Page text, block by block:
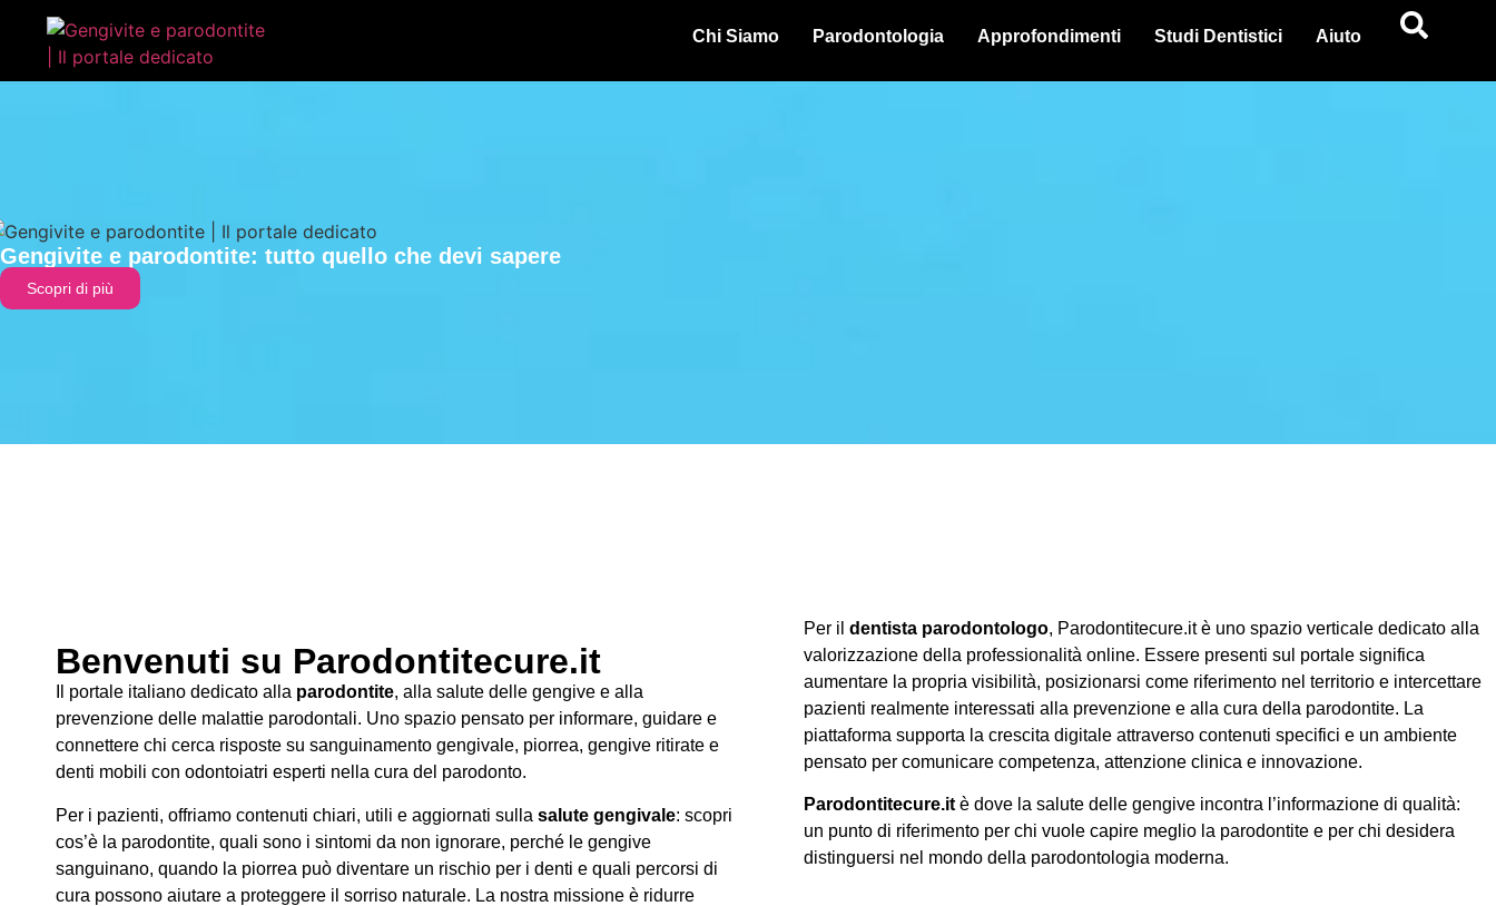
Chi Siamo Parodontologia Approfondimenti Studi Dentistici Aiuto
Gengivite e parodontite: tutto quello che devi sapere
Scopri di più
Benvenuti su Parodontitecure.it
Il portale italiano dedicato alla parodontite, alla salute delle gengive e alla
prevenzione delle malattie parodontali. Uno spazio pensato per informare, guidare e
connettere chi cerca risposte su sanguinamento gengivale, piorrea, gengive ritirate e
denti mobili con odontoiatri esperti nella cura del parodonto.
Per i pazienti, offriamo contenuti chiari, utili e aggiornati sullasalute gengivale: scopri
cos’è la parodontite, quali sono i sintomi da non ignorare, perché le gengive
sanguinano, quando la piorrea può diventare un rischio per i denti e quali percorsi di
cura possono aiutare a proteggere il sorriso naturale. La nostra missione è ridurre
Per ildentista parodontologo, Parodontitecure.it è uno spazio verticale dedicato alla
valorizzazione della professionalità online. Essere presenti sul portale significa
aumentare la propria visibilità, posizionarsi come riferimento nel territorio e intercettare
pazienti realmente interessati alla prevenzione e alla cura della parodontite. La
piattaforma supporta la crescita digitale attraverso contenuti specifici e un ambiente
pensato per comunicare competenza, attenzione clinica e innovazione.
Parodontitecure.it è dove la salute delle gengive incontra l’informazione di qualità:
un punto di riferimento per chi vuole capire meglio la parodontite e per chi desidera
distinguersi nel mondo della parodontologia moderna.